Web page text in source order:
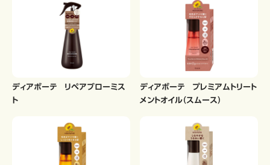
ディアボーテ リペアブローミス
ト
ディアボーテ プレミアムトリート
メントオイル（スムース）